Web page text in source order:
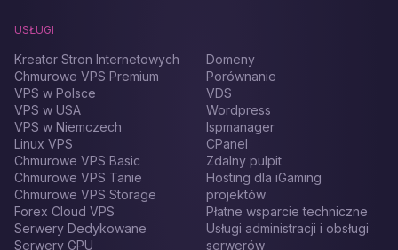
USŁUGI
Kreator Stron Internetowych
Chmurowe VPS Premium
VPS w Polsce
VPS w USA
VPS w Niemczech
Linux VPS
Chmurowe VPS Basic
Chmurowe VPS Tanie
Chmurowe VPS Storage
Forex Cloud VPS
Serwery Dedykowane
Serwery GPU
Domeny
Porównanie
VDS
Wordpress
Ispmanager
CPanel
Zdalny pulpit
Hosting dla iGaming
projektów
Płatne wsparcie techniczne
Usługi administracji i obsługi
serwerów